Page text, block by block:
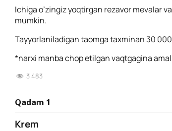
Ichiga o’zingiz yoqtirgan rezavor mevalar
mumkin.
Tayyorlaniladigan taomga taxminan 30
*narxi manba chop etilgan vaqtgagina
3 483
Qadam 1
Krem